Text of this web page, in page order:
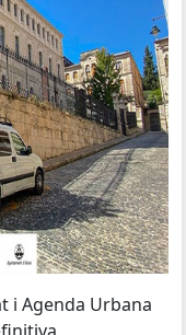
i Agenda Urbana